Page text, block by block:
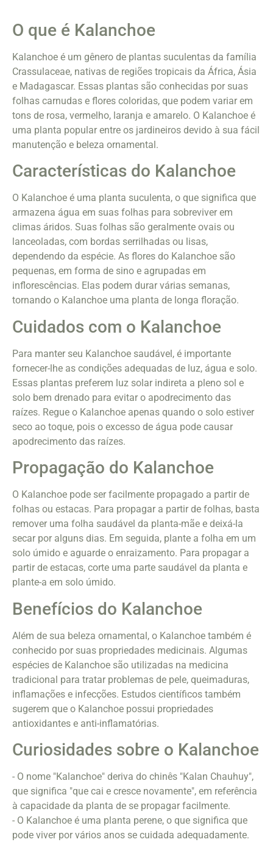
O que é Kalanchoe
Kalanchoe é um gênero de plantas suculentas da família
Crassulaceae, nativas de regiões tropicais da África, Ásia
e Madagascar. Essas plantas são conhecidas por suas
folhas carnudas e flores coloridas, que podem variar em
tons de rosa, vermelho, laranja e amarelo. O Kalanchoe é
uma planta popular entre os jardineiros devido à sua fácil
manutenção e beleza ornamental.
Características do Kalanchoe
O Kalanchoe é uma planta suculenta, o que significa que
armazena água em suas folhas para sobreviver em
climas áridos. Suas folhas são geralmente ovais ou
lanceoladas, com bordas serrilhadas ou lisas,
dependendo da espécie. As flores do Kalanchoe são
pequenas, em forma de sino e agrupadas em
inflorescências. Elas podem durar várias semanas,
tornando o Kalanchoe uma planta de longa floração.
Cuidados com o Kalanchoe
Para manter seu Kalanchoe saudável, é importante
fornecer-lhe as condições adequadas de luz, água e solo.
Essas plantas preferem luz solar indireta a pleno sol e
solo bem drenado para evitar o apodrecimento das
raízes. Regue o Kalanchoe apenas quando o solo estiver
seco ao toque, pois o excesso de água pode causar
apodrecimento das raízes.
Propagação do Kalanchoe
O Kalanchoe pode ser facilmente propagado a partir de
folhas ou estacas. Para propagar a partir de folhas, basta
remover uma folha saudável da planta-mãe e deixá-la
secar por alguns dias. Em seguida, plante a folha em um
solo úmido e aguarde o enraizamento. Para propagar a
partir de estacas, corte uma parte saudável da planta e
plante-a em solo úmido.
Benefícios do Kalanchoe
Além de sua beleza ornamental, o Kalanchoe também é
conhecido por suas propriedades medicinais. Algumas
espécies de Kalanchoe são utilizadas na medicina
tradicional para tratar problemas de pele, queimaduras,
inflamações e infecções. Estudos científicos também
sugerem que o Kalanchoe possui propriedades
antioxidantes e anti-inflamatórias.
Curiosidades sobre o Kalanchoe
- O nome "Kalanchoe" deriva do chinês "Kalan Chauhuy",
que significa "que cai e cresce novamente", em referência
à capacidade da planta de se propagar facilmente.
- O Kalanchoe é uma planta perene, o que significa que
pode viver por vários anos se cuidada adequadamente.